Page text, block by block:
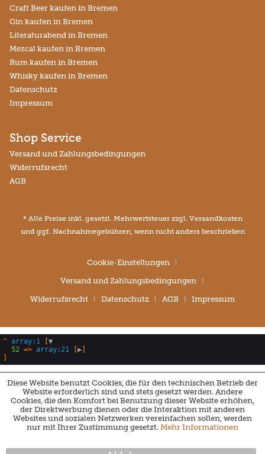
Craft Beer kaufen in Bremen
Gin kaufen in Bremen
Literaturabend in Bremen
Mezcal kaufen in Bremen
Rum kaufen in Bremen
Whisky kaufen in Bremen
Datenschutz
Impressum
Shop Service
Versand und Zahlungsbedingungen
Widerrufsrecht
AGB
* Alle Preise inkl. gesetzl. Mehrwertsteuer zzgl. Versandkosten
und ggf. Nachnahmegebühren, wenn nicht anders beschrieben
Cookie-Einstellungen
Versand und Zahlungsbedingungen
Widerrufsrecht Datenschutz AGB Impressum
Diese Website benutzt Cookies, die für den technischen Betrieb der
Website erforderlich sind und stets gesetzt werden. Andere
Cookies, die den Komfort bei Benutzung dieser Website erhöhen,
der Direktwerbung dienen oder die Interaktion mit anderen
Websites und sozialen Netzwerken vereinfachen sollen, werden
nur mit Ihrer Zustimmung gesetzt. Mehr Informationen
^ array:1
▼
52 => array:21 ▶